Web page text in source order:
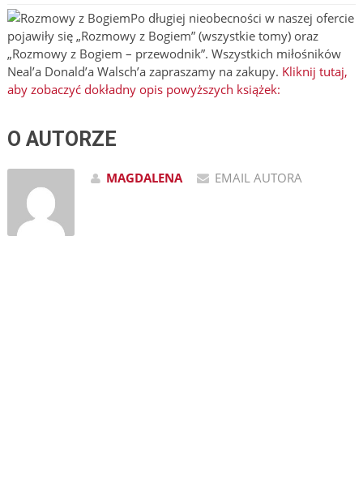
Po długiej nieobecności w naszej ofercie
pojawiły się „Rozmowy z Bogiem” (wszystkie tomy) oraz
„Rozmowy z Bogiem – przewodnik”. Wszystkich miłośników
Neal’a Donald’a Walsch’a zapraszamy na zakupy. Kliknij tutaj,
aby zobaczyć dokładny opis powyższych książek:
O AUTORZE
MAGDALENA EMAIL AUTORA